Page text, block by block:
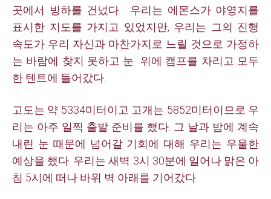
곳에서 빙하를 건넜다.
우리는 에몬스가 야영지를
표시한 지도를 가지고 있었지만, 우리는 그의 진행
속도가 우리 자신과 마찬가지로 느릴 것으로 가정하
는 바람에 찾지 못하고 눈 위에 캠프를 차리고 모두
한 텐트에 들어갔다.
고도는 약 5334미터이고 고개는 5852미터이므로 우
리는 아주 일찍 출발 준비를 했다. 그 날과 밤에 계속
내린 눈 때문에 넘어갈 기회에 대해 우리는 우울한
예상을 했다. 우리는 새벽 3시 30분에 일어나 맑은 아
침 5시에 떠나 바위 벽 아래를 기어갔다.